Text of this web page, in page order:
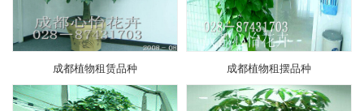
成都植物租赁品种 成都植物租摆品种